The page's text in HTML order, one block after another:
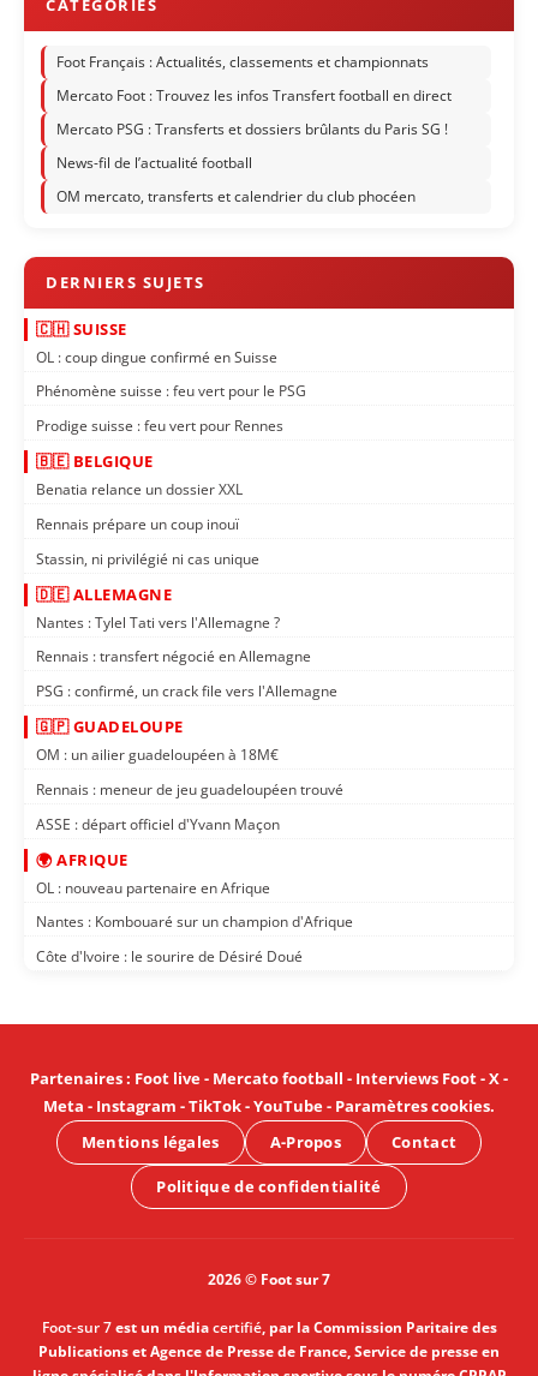
Foot Français : Actualités, classements et championnats
Mercato Foot : Trouvez les infos Transfert football en direct
Mercato PSG : Transferts et dossiers brûlants du Paris SG !
News-fil de l’actualité football
OM mercato, transferts et calendrier du club phocéen
🇨🇭 SUISSE
OL : coup dingue confirmé en Suisse
Phénomène suisse : feu vert pour le PSG
Prodige suisse : feu vert pour Rennes
🇧🇪 BELGIQUE
Benatia relance un dossier XXL
Rennais prépare un coup inouï
Stassin, ni privilégié ni cas unique
🇩🇪 ALLEMAGNE
Nantes : Tylel Tati vers l'Allemagne ?
Rennais : transfert négocié en Allemagne
PSG : confirmé, un crack file vers l'Allemagne
🇬🇵 GUADELOUPE
OM : un ailier guadeloupéen à 18M€
Rennais : meneur de jeu guadeloupéen trouvé
ASSE : départ officiel d'Yvann Maçon
🌍 AFRIQUE
OL : nouveau partenaire en Afrique
Nantes : Kombouaré sur un champion d'Afrique
Côte d'Ivoire : le sourire de Désiré Doué
Partenaires: Foot live- Mercato football - Interviews Foot-X-
Meta - Instagram -TikTok-YouTube- Paramètres cookies.
Mentions légales
A-Propos Contact
Politique de confidentialité
2026 © Foot sur 7
Foot-sur 7est un médiacertifié, par la Commission Paritaire des
Publications et Agence de Presse de France, Service de presse en